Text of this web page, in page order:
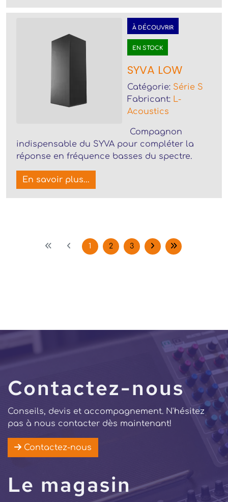
À DÉCOUVRIR
EN STOCK
SYVA LOW
Catégorie: Série S
Fabricant: L-
Acoustics
Compagnon
indispensable du SYVA pour compléter la
réponse en fréquence basses du spectre.
En savoir plus...
1 2 3
Contactez-nous
Conseils, devis et accompagnement. N'hésitez
pas à nous contacter dès maintenant!
Contactez-nous
Le magasin